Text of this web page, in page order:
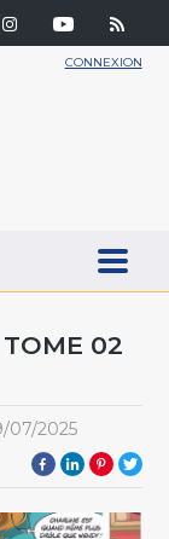
CONNEXION
02
07/2025